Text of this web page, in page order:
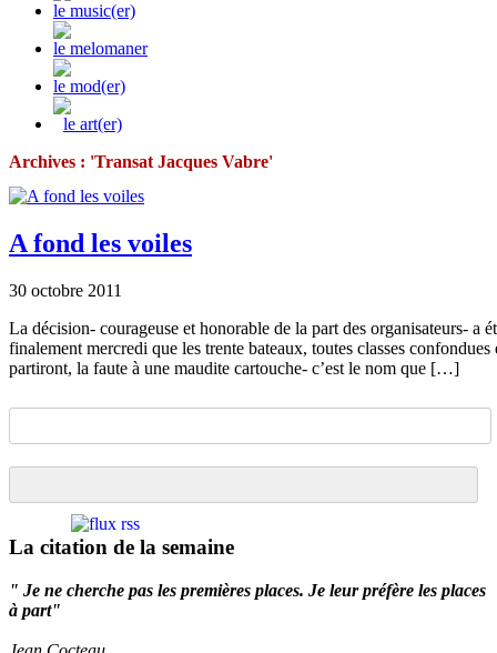
le music(er)
le melomaner
le mod(er)
le art(er)
Archives : 'Transat Jacques Vabre'
A fond les voiles
30 octobre 2011
La décision- courageuse et honorable de la part des organisateurs- a
finalement mercredi que les trente bateaux, toutes classes
partiront, la faute à une maudite cartouche- c’est le nom que […]
La citation de la semaine
" Je ne cherche pas les premières places. Je leur préfère les places
à part"